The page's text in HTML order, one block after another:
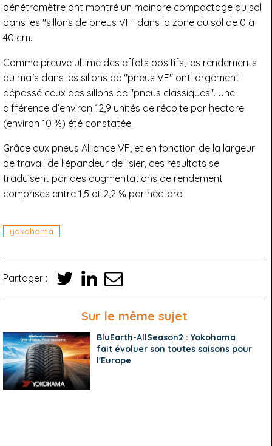
pénétromètre ont montré un moindre compactage du sol
dans les "sillons de pneus VF" dans la zone du sol de 0 à
40 cm.
Comme preuve ultime des effets positifs, les rendements
du maïs dans les sillons de "pneus VF" ont largement
dépassé ceux des sillons de "pneus classiques". Une
différence d’environ 12,9 unités de récolte par hectare
(environ 10 %) été constatée.
Grâce aux pneus Alliance VF, et en fonction de la largeur
de travail de l'épandeur de lisier, ces résultats se
traduisent par des augmentations de rendement
comprises entre 1,5 et 2,2 % par hectare.
yokohama
Partager :
Sur le même sujet
BluEarth-AllSeason2 : Yokohama
fait évoluer son toutes saisons pour
l'Europe